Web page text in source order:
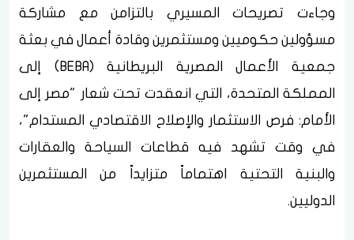
وجاءت تصريحات المسيري بالتزامن مع مشاركة
مسؤولين حكوميين ومستثمرين وقادة أعمال في بعثة
جمعية الأعمال المصرية البريطانية (BEBA) إلى
المملكة المتحدة، التي انعقدت تحت شعار "مصر إلى
الأمام: فرص الاستثمار والإصلاح الاقتصادي المستدام"،
في وقت تشهد فيه قطاعات السياحة والعقارات
والبنية التحتية اهتماماً متزايداً من المستثمرين
الدوليين.